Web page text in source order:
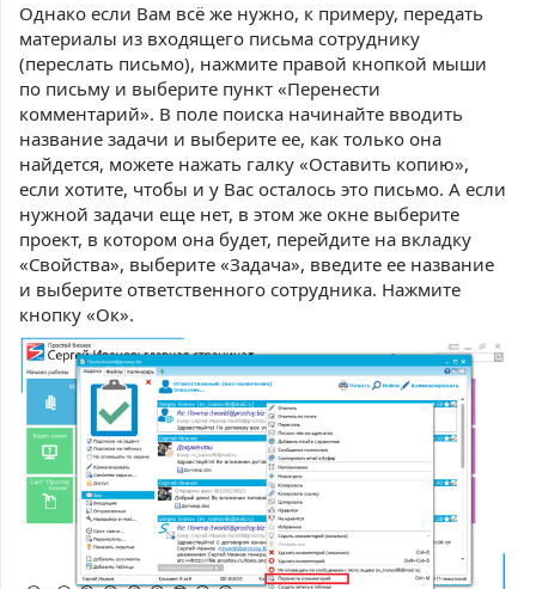
Однако если Вам всё же нужно, к примеру, передать
материалы из входящего письма сотруднику
(переслать письмо), нажмите правой кнопкой мыши
по письму и выберите пункт «Перенести
комментарий». В поле поиска начинайте вводить
название задачи и выберите ее, как только она
найдется, можете нажать галку «Оставить копию»,
если хотите, чтобы и у Вас осталось это письмо. А если
нужной задачи еще нет, в этом же окне выберите
проект, в котором она будет, перейдите на вкладку
«Свойства», выберите «Задача», введите ее название
и выберите ответственного сотрудника. Нажмите
кнопку «Ок».